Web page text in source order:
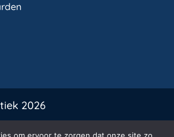
2026